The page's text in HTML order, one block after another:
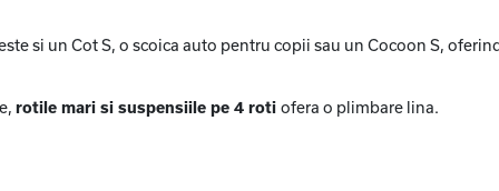
si un Cot S, o scoica auto pentru copii sau un Cocoon S,
rotile mari si suspensiile pe 4 roti ofera o plimbare lina.